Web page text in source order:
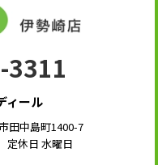
3311
ィール
田中島町1400-7
定休日 水曜日